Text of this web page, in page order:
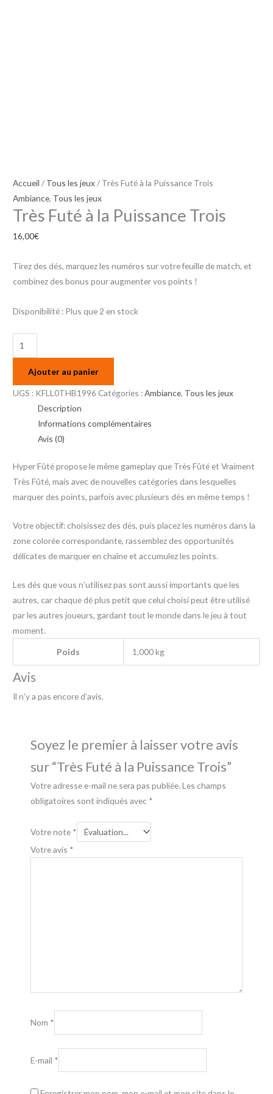
Accueil / Tous les jeux/ Très Futé à la Puissance Trois
Ambiance, Tous les jeux
Très Futé à la Puissance Trois
16,00€
Tirez des dés, marquez les numéros sur votre feuille de match, et
combinez des bonus pour augmenter vos points !
Disponibilité : Plus que 2 en stock
Ajouter au panier
UGS : KFLL0THB1996 Catégories :Ambiance, Tous les jeux
Description
Informations complémentaires
Avis (0)
Hyper Fûté propose le même gameplay que Très Fûté et Vraiment
Très Fûté, mais avec de nouvelles catégories dans lesquelles
marquer des points, parfois avec plusieurs dés en même temps !
Votre objectif: choisissez des dés, puis placez les numéros dans la
zone colorée correspondante, rassemblez des opportunités
délicates de marquer en chaîne et accumulez les points.
Les dés que vous n’utilisez pas sont aussi importants que les
autres, car chaque dé plus petit que celui choisi peut être utilisé
par les autres joueurs, gardant tout le monde dans le jeu à tout
moment.
Poids 1,000 kg
Avis
Il n’y a pas encore d’avis.
Soyez le premier à laisser votre avis
sur “Très Futé à la Puissance Trois”
Votre adresse e-mail ne sera pas publiée. Les champs
obligatoires sont indiqués avec *
Votre note *
Votre avis *
Nom *
E-mail *